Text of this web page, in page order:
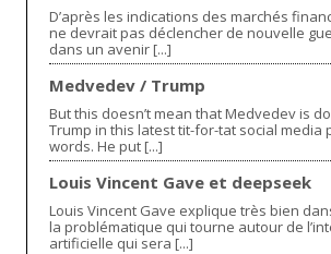
D’après les indications des marchés
ne devrait pas déclencher de nouvelle
dans un avenir [...]
Medvedev / Trump
But this doesn’t mean that Medvedev is
Trump in this latest tit-for-tat social media
words. He put [...]
Louis Vincent Gave et deepseek
Louis Vincent Gave explique très bien
la problématique qui tourne autour de
artificielle qui sera [...]